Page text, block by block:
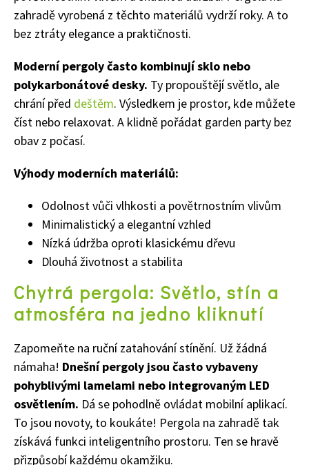
zahradě vyrobená z těchto materiálů vydrží roky. A to
bez ztráty elegance a praktičnosti.
Moderní pergoly často kombinují sklo nebo
polykarbonátové desky. Ty propouštějí světlo, ale
chrání před deštěm. Výsledkem je prostor, kde můžete
číst nebo relaxovat. A klidně pořádat garden party bez
obav z počasí.
Výhody moderních materiálů:
Odolnost vůči vlhkosti a povětrnostním vlivům
Minimalistický a elegantní vzhled
Nízká údržba oproti klasickému dřevu
Dlouhá životnost a stabilita
Chytrá pergola: Světlo, stín a
atmosféra na jedno kliknutí
Zapomeňte na ruční zatahování stínění. Už žádná
námaha! Dnešní pergoly jsou často vybaveny
pohyblivými lamelami nebo integrovaným LED
osvětlením. Dá se pohodlně ovládat mobilní aplikací.
To jsou novoty, to koukáte! Pergola na zahradě tak
získává funkci inteligentního prostoru. Ten se hravě
přizpůsobí každému okamžiku.